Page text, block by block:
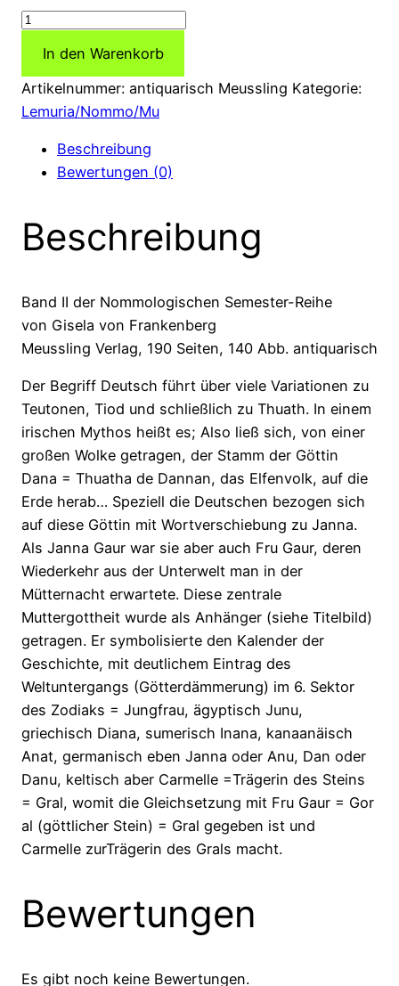
Deutsch
Herkunft
und
Sinn
Begriffs
Menge
In den Warenkorb
Artikelnummer: antiquarisch Meussling Kategorie:
Lemuria/Nommo/Mu
Beschreibung
Bewertungen (0)
Beschreibung
Band II der Nommologischen Semester-Reihe
von Gisela von Frankenberg
Meussling Verlag, 190 Seiten, 140 Abb. antiquarisch
Der Begriff Deutsch führt über viele Variationen zu
Teutonen, Tiod und schließlich zu Thuath. In einem
irischen Mythos heißt es; Also ließ sich, von einer
großen Wolke getragen, der Stamm der Göttin
Dana = Thuatha de Dannan, das Elfenvolk, auf die
Erde herab… Speziell die Deutschen bezogen sich
auf diese Göttin mit Wortverschiebung zu Janna.
Als Janna Gaur war sie aber auch Fru Gaur, deren
Wiederkehr aus der Unterwelt man in der
Mütternacht erwartete. Diese zentrale
Muttergottheit wurde als Anhänger (siehe Titelbild)
getragen. Er symbolisierte den Kalender der
Geschichte, mit deutlichem Eintrag des
Weltuntergangs (Götterdämmerung) im 6. Sektor
des Zodiaks = Jungfrau, ägyptisch Junu,
griechisch Diana, sumerisch Inana, kanaanäisch
Anat, germanisch eben Janna oder Anu, Dan oder
Danu, keltisch aber Carmelle =Trägerin des Steins
= Gral, womit die Gleichsetzung mit Fru Gaur = Gor
al (göttlicher Stein) = Gral gegeben ist und
Carmelle zurTrägerin des Grals macht.
Bewertungen
Es gibt noch keine Bewertungen.